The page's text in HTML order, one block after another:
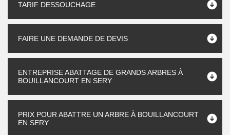
TARIF DESSOUCHAGE
FAIRE UNE DEMANDE DE DEVIS
ENTREPRISE ABATTAGE DE GRANDS ARBRES À
BOUILLANCOURT EN SERY
PRIX POUR ABATTRE UN ARBRE À BOUILLANCOURT
EN SERY